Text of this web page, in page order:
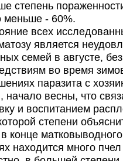
степень
меньше - 60%.
всех
является
семей в августе,
во время
паразита с
начало весны, что
и воспитанием
степени
конце
находится много